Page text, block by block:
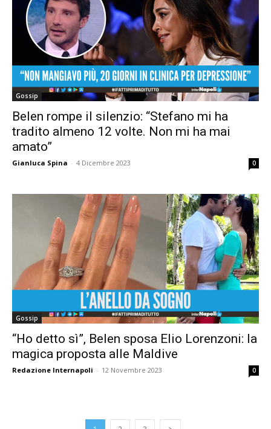
Gossip
Belen rompe il silenzio: “Stefano mi ha
tradito almeno 12 volte. Non mi ha mai
amato”
Gianluca Spina - 4 Dicembre 2023 0
Gossip
“Ho detto sì”, Belen sposa Elio Lorenzoni: la
magica proposta alle Maldive
Redazione Internapoli - 12 Novembre 2023 0